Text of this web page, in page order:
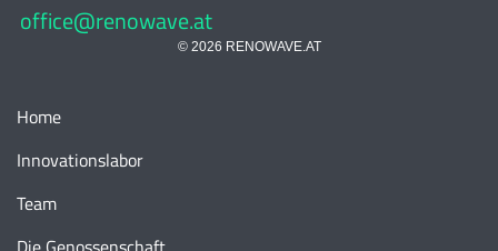
office@renowave.at
© 2026 RENOWAVE.AT
Home
Innovationslabor
Team